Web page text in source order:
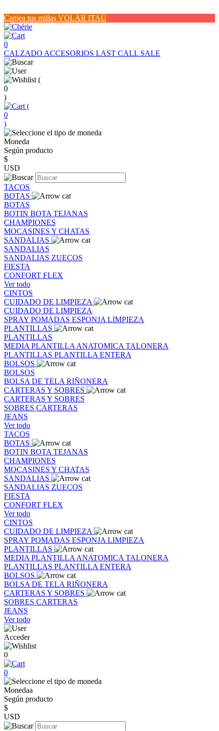
Canjea tus millas VOLAR ITAÚ
0
CALZADO ACCESORIOS LAST CALL SALE
(
0
)
(
0
)
Moneda
Según producto
$
USD
TACOS
BOTAS
BOTAS
BOTIN BOTA TEJANAS
CHAMPIONES
MOCASINES Y CHATAS
SANDALIAS
SANDALIAS
SANDALIAS ZUECOS
FIESTA
CONFORT FLEX
Ver todo
CINTOS
CUIDADO DE LIMPIEZA
CUIDADO DE LIMPIEZA
SPRAY POMADAS ESPONJA LIMPIEZA
PLANTILLAS
PLANTILLAS
MEDIA PLANTILLA ANATOMICA TALONERA
PLANTILLAS PLANTILLA ENTERA
BOLSOS
BOLSOS
BOLSA DE TELA RIÑONERA
CARTERAS Y SOBRES
CARTERAS Y SOBRES
SOBRES CARTERAS
JEANS
Ver todo
TACOS
BOTAS
BOTIN BOTA TEJANAS
CHAMPIONES
MOCASINES Y CHATAS
SANDALIAS
SANDALIAS ZUECOS
FIESTA
CONFORT FLEX
Ver todo
CINTOS
CUIDADO DE LIMPIEZA
SPRAY POMADAS ESPONJA LIMPIEZA
PLANTILLAS
MEDIA PLANTILLA ANATOMICA TALONERA
PLANTILLAS PLANTILLA ENTERA
BOLSOS
BOLSA DE TELA RIÑONERA
CARTERAS Y SOBRES
SOBRES CARTERAS
JEANS
Ver todo
Acceder
0
0
Monedaa
Según producto
$
USD